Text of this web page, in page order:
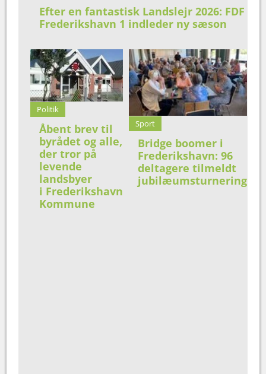
Efter en fantastisk Landslejr 2026: FDF
Frederikshavn 1 indleder ny sæson
Politik
Åbent brev til
byrådet og alle,
der tror på
levende
landsbyer
i Frederikshavn
Kommune
Sport
Bridge boomer i
Frederikshavn: 96
deltagere tilmeldt
jubilæumsturnering